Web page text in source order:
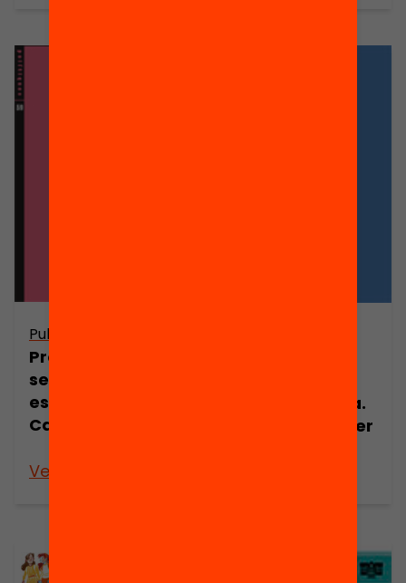
Publicació
Processos de
segregació
escolar a
Catalunya
Veure’n més
l’aula ordinària.
Orientacions per